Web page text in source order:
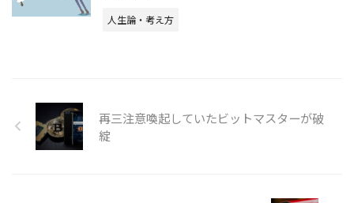
人生論・考え方
再三注意喚起していたビットマスターが破
綻